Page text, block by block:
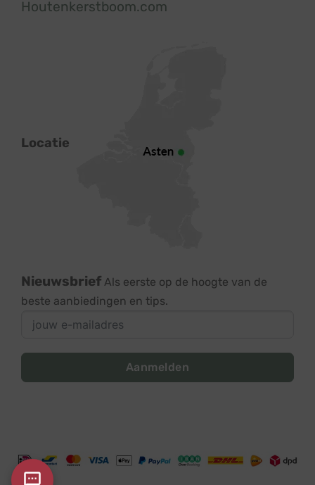
Houtenkerstboom.com
Locatie
Nieuwsbrief Als eerste op de hoogte van de
beste aanbiedingen en tips.
Aanmelden